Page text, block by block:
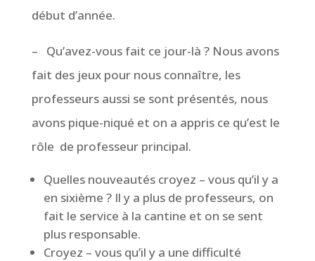
début d’année.
– Qu’avez-vous fait ce jour-là ? Nous avons
fait des jeux pour nous connaître, les
professeurs aussi se sont présentés, nous
avons pique-niqué et on a appris ce qu’est le
rôle de professeur principal.
Quelles nouveautés croyez – vous qu’il y a
en sixième ? Il y a plus de professeurs, on
fait le service à la cantine et on se sent
plus responsable.
Croyez – vous qu’il y a une difficulté